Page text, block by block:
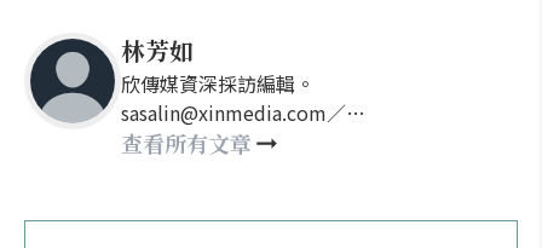
林芳如
欣傳媒資深採訪編輯。
sasalin@xinmedia.com／
happy21917@gmail.com
查看所有文章